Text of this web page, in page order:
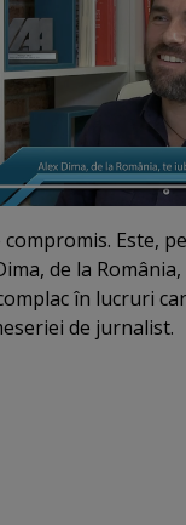
compromis. Este,
de la
în lucruri
de jurnalist.